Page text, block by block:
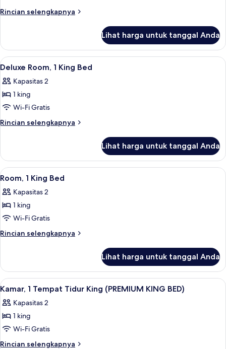
Tempat
Tidur
(Regency,
with
Club
Access)
Rincian selengkapnya
Rincian
Suite,
Tempat
King
(Regency,
Club
Access)
Lihat harga untuk tanggal Anda
Lihat
semua
foto
untuk
Deluxe
Room,
Bed
Seprai katun Mesir, seprai antialergi,
3
Deluxe Room, 1 King Bed
Kapasitas 2
1 king
Wi-Fi Gratis
Rincian selengkapnya
Rincian
Deluxe
Room,
1
Bed
Lihat harga untuk tanggal Anda
Lihat
semua
foto
untuk
Room,
1
Seprai katun Mesir, seprai antialergi,
1
Room, 1 King Bed
Kapasitas 2
1 king
Wi-Fi Gratis
Rincian selengkapnya
Rincian
Room,
King
Lihat harga untuk tanggal Anda
Lihat
semua
foto
untuk
Kamar,
1
Seprai katun Mesir, seprai antialergi,
4
Kamar, 1 Tempat Tidur King (PREMIUM KING BED)
Kapasitas 2
1 king
Wi-Fi Gratis
Rincian selengkapnya
Rincian